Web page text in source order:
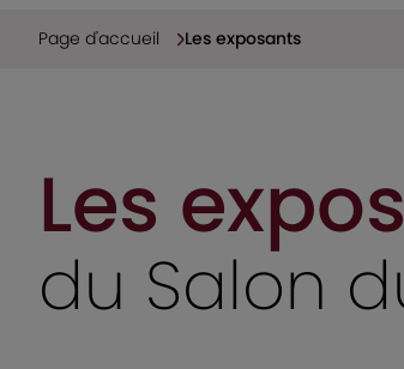
Page d'accueil Les exposants
Les
du Salon